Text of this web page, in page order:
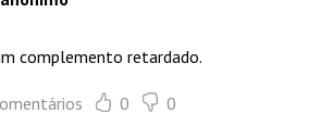
complemento retardado.
0 0